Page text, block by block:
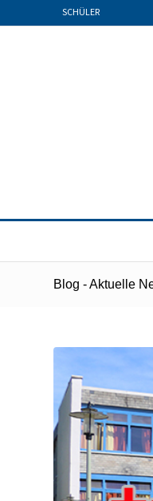
SCHÜLER
Blog - Aktuelle